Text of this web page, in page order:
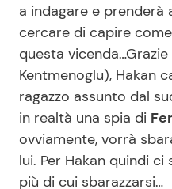
a indagare e prenderà
cercare di capire
questa vicenda…Grazie
Kentmenoglu), Hakan
ragazzo assunto dal
in realtà una spia di
ovviamente, vorrà
lui. Per Hakan quindi
più di cui sbarazzarsi…